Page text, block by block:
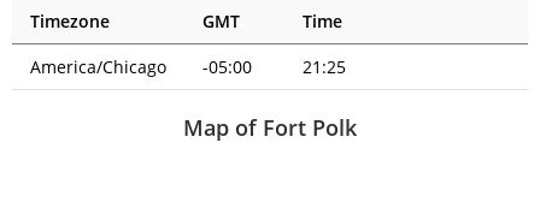
Timezone GMT
Time
America/Chicago
-05:00 21:25
Map of Fort Polk